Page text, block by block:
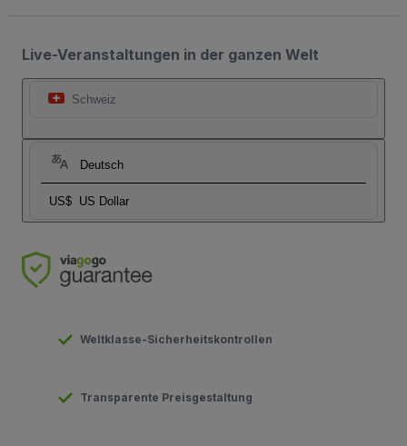
Live-Veranstaltungen in der ganzen Welt
Schweiz
Deutsch
US$ US Dollar
Weltklasse-Sicherheitskontrollen
Transparente Preisgestaltung